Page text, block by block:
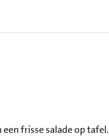
frisse salade op tafel.